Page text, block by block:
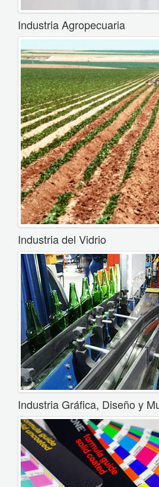
Industria Agropecuaria
Industria del Vidrio
Industria Gráfica, Diseño y